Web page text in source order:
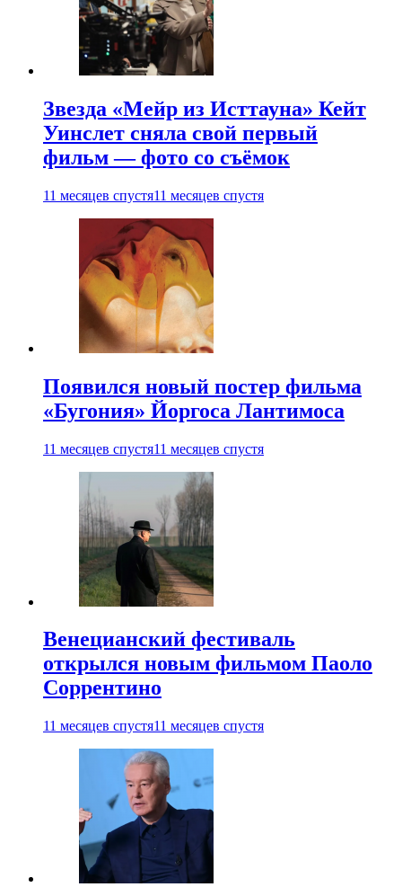
Звезда «Мейр из Исттауна» Кейт
Уинслет сняла свой первый
фильм — фото со съёмок
11 месяцев спустя11 месяцев спустя
Появился новый постер фильма
«Бугония» Йоргоса Лантимоса
11 месяцев спустя11 месяцев спустя
Венецианский фестиваль
открылся новым фильмом Паоло
Соррентино
11 месяцев спустя11 месяцев спустя